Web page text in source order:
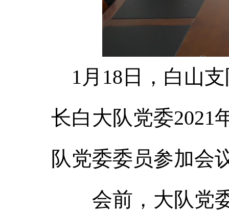
1月18日，白山
长白大队党委2021
队党委委员参加会
会前，大队党委